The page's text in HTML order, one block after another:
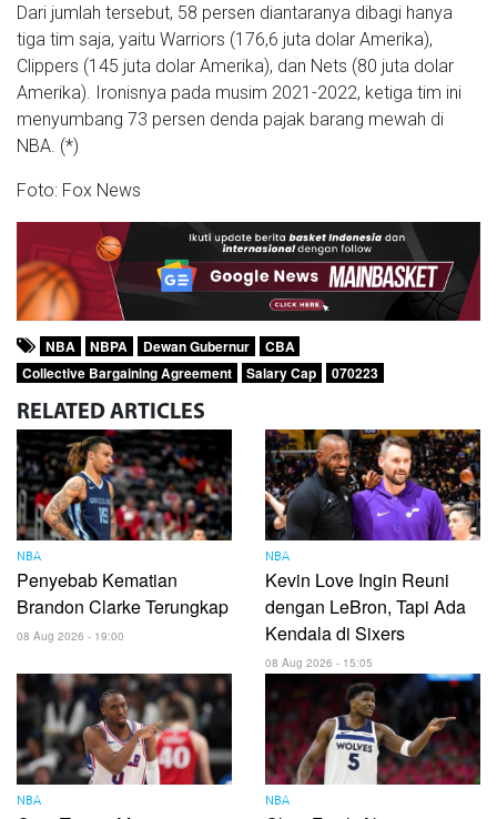
Dari jumlah tersebut, 58 persen diantaranya dibagi hanya
tiga tim saja, yaitu Warriors (176,6 juta dolar Amerika),
Clippers (145 juta dolar Amerika), dan Nets (80 juta dolar
Amerika). Ironisnya pada musim 2021-2022, ketiga tim ini
menyumbang 73 persen denda pajak barang mewah di
NBA. (*)
Foto: Fox News
NBA NBPA Dewan Gubernur
CBA
Collective Bargaining Agreement
Salary Cap 070223
RELATED ARTICLES
NBA
Penyebab Kematian
Brandon Clarke Terungkap
08 Aug 2026 - 19:00
NBA
Kevin Love Ingin Reuni
dengan LeBron, Tapi Ada
Kendala di Sixers
08 Aug 2026 - 15:05
NBA NBA